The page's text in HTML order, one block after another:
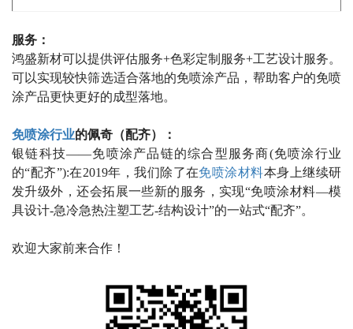
服务：
鸿盛新材可以提供评估服务+色彩定制服务+工艺设计服务。
可以实现较快筛选适合落地的免喷涂产品，帮助客户的免喷
涂产品更快更好的成型落地。
免喷涂行业的佩奇（配齐）：
银链科技——免喷涂产品链的综合型服务商(免喷涂行业
的“配齐”):在2019年，我们除了在免喷涂材料本身上继续研
发升级外，还会拓展一些新的服务，实现“免喷涂材料—模
具设计-急冷急热注塑工艺-结构设计”的一站式“配齐”。
欢迎大家前来合作！